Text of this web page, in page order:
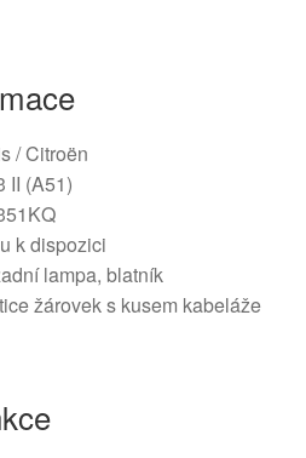
/ Citroën
II (A51)
k dispozici
lampa, blatník
žárovek s kusem kabeláže